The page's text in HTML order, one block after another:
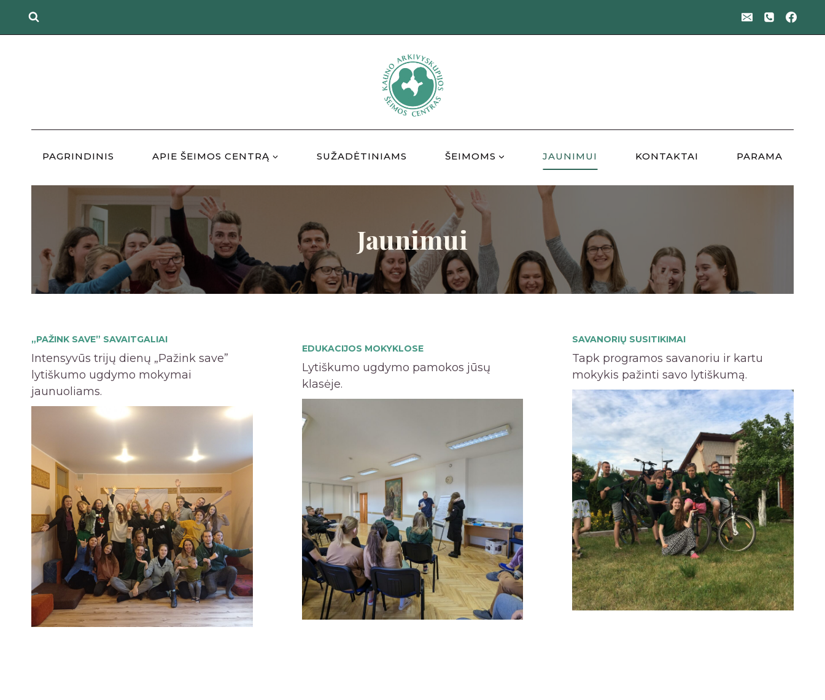
PAGRINDINIS APIE ŠEIMOS CENTRĄ SUŽADĖTINIAMS ŠEIMOMS JAUNIMUI KONTAKTAI PARAMA
Jaunimui
„PAŽINK SAVE” SAVAITGALIAI
Intensyvūs trijų dienų „Pažink save”
lytiškumo ugdymo mokymai
jaunuoliams.
EDUKACIJOS MOKYKLOSE
Lytiškumo ugdymo pamokos jūsų
klasėje.
SAVANORIŲ SUSITIKIMAI
Tapk programos savanoriu ir kartu
mokykis pažinti savo lytiškumą.